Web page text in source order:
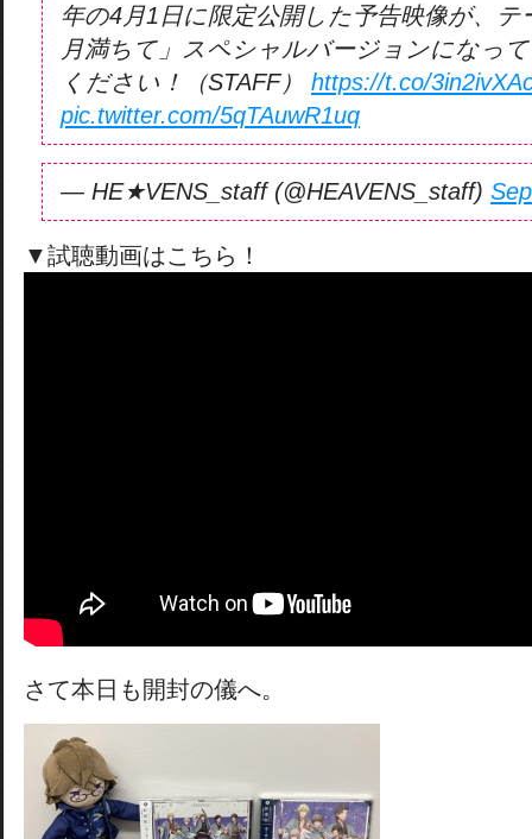
年の4月1日に限定公開した予告映像が、
月満ちて」スペシャルバージョンになっ
ください！（STAFF） https://t.co/
pic.twitter.com/5qTAuwR1uq
— HE★VENS_staff (@HEAVENS_staff)
▼試聴動画はこちら！
さて本日も開封の儀へ。